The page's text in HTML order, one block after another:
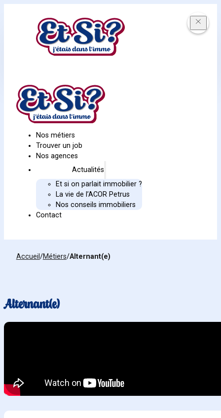
Nos métiers
Trouver un job
Nos agences
Actualités
Et si on parlait immobilier ?
La vie de l’ACOR Petrus
Nos conseils immobiliers
Contact
Accueil /Métiers/Alternant(e)
Alternant(e)